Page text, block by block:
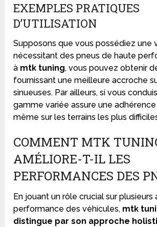
EXEMPLES PRATIQUES
D’UTILISATION
Supposons que vous possédiez une
nécessitant des pneus de haute
à mtk tuning, vous pouvez obtenir
fournissant une meilleure accroche
sinueuses. Par ailleurs, si vous
gamme variée assure une
même sur les terrains les plus
COMMENT MTK
AMÉLIORE-T-IL LES
PERFORMANCES DES
En jouant un rôle crucial sur
performance des véhicules, mtk
distingue par son approche